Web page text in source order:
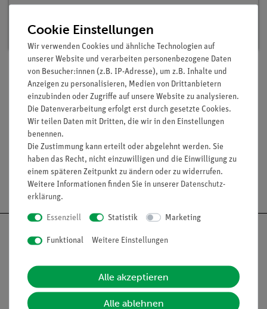
Lieferzeit: Vorrätig
Lieferumfang
Media / Downloads
Versandkostenfrei ab 300,- €
Nach oben
Cookie Einstellungen
Wir verwenden Cookies und ähnliche Technologien auf
unserer Website und verarbeiten personenbezogene Daten
von Besucher:innen (z.B. IP-Adresse), um z.B. Inhalte und
Anzeigen zu personalisieren, Medien von Drittanbietern
einzubinden oder Zugriffe auf unsere Website zu analysieren.
Die Datenverarbeitung erfolgt erst durch gesetzte Cookies.
Wir teilen Daten mit Dritten, die wir in den Einstellungen
benennen.
Die Zustimmung kann erteilt oder abgelehnt werden. Sie
haben das Recht, nicht einzuwilligen und die Einwilligung zu
einem späteren Zeitpunkt zu ändern oder zu widerrufen.
Weitere Informationen finden Sie in unserer Daten­schutz­
erklärung.
Essenziell Statistik Marketing
Funktional Weitere Einstellungen
Alle akzeptieren
Alle ablehnen